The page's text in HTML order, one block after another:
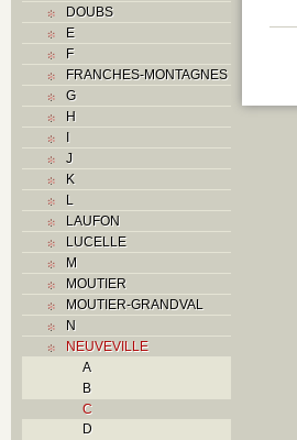
DOUBS
E
F
FRANCHES-MONTAGNES
G
H
I
J
K
L
LAUFON
LUCELLE
M
MOUTIER
MOUTIER-GRANDVAL
N
NEUVEVILLE
A
B
C
D